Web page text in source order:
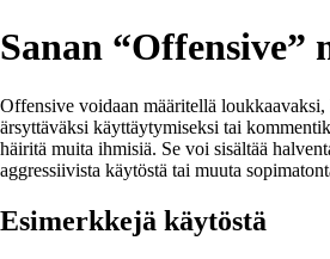
Sanan “Offensive”
Offensive voidaan määritellä
ärsyttäväksi käyttäytymiseksi tai
häiritä muita ihmisiä. Se voi sisältää
aggressiivista käytöstä tai muuta
Esimerkkejä käytöstä